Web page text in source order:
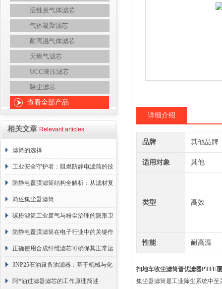
活性炭气体滤芯
气体凝聚滤芯
耐高温气体滤芯
天燃气滤芯
UCC液压滤芯
除尘滤芯
查看全部产品
相关文章 Relevant articles
滤筒的选择
工业安全守护者：阻燃防静电滤筒的技
术原理与应用解析
防静电覆膜滤筒结构全解析：从滤材复
合到整体成型
简述集尘器滤筒
碳粉滤筒工业废气与粉尘治理的隐形卫
士
防静电覆膜滤筒在电子行业中的关键作
用
正确使用合成纤维滤芯可确保其正常运
行
3NP25石油设备油滤器：基于机械与化
学协同的油液净化核心
阿*油过滤器滤芯的工作原理简述
详细介绍
品牌 其他品牌
适用对象 其他
类型 高效
性能 耐高温
扫地车收尘滤筒普优滤器PTFE
集尘器滤筒是工业除尘系统中